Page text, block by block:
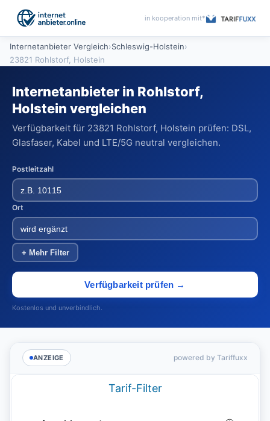
in kooperation mit*
Internetanbieter Vergleich›Schleswig-Holstein›
23821 Rohlstorf, Holstein
Internetanbieter in Rohlstorf,
Holstein vergleichen
Verfügbarkeit für 23821 Rohlstorf, Holstein prüfen: DSL,
Glasfaser, Kabel und LTE/5G neutral vergleichen.
Postleitzahl
Ort
+ Mehr Filter
Verfügbarkeit prüfen →
Kostenlos und unverbindlich.
ANZEIGE powered by Tariffuxx